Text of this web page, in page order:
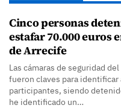
Cinco personas
estafar 70.000 euros
de Arrecife
Las cámaras de seguridad
fueron claves para identificar
participantes, siendo
he identificado un…